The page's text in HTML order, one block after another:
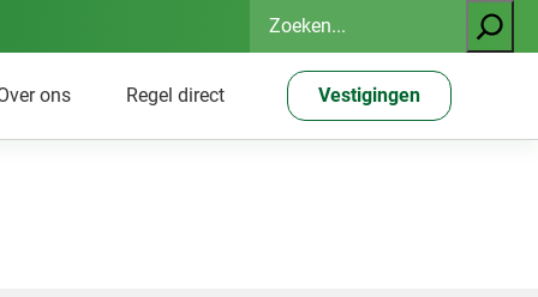
Zoeken
ons Regel direct Vestigingen